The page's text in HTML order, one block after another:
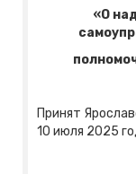
«О
Принят
10 июля 2025